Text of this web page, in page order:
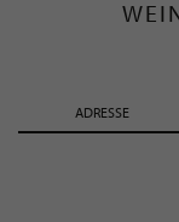
ADRESSE